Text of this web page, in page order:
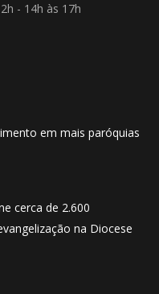
- 14h às 17h
em mais paróquias
cerca de 2.600
na Diocese